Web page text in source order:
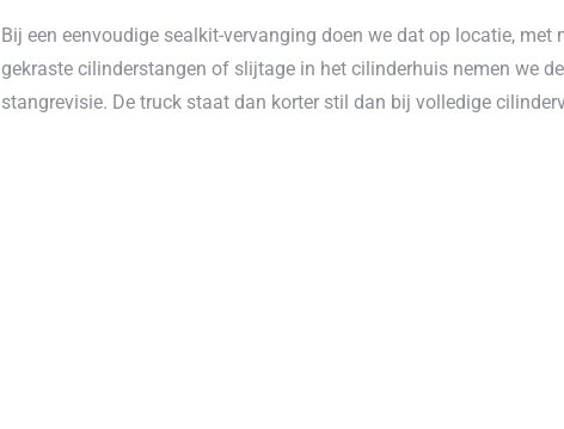
Bij een eenvoudige sealkit-vervanging doen we dat op locatie,
gekraste cilinderstangen of slijtage in het cilinderhuis nemen we
stangrevisie. De truck staat dan korter stil dan bij volledige